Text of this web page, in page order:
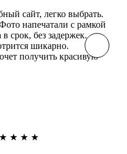
сайт, легко выбрать.
напечатали с рамкой
срок, без задержек.
шикарно.
получить красивую
★ ★ ★ ★